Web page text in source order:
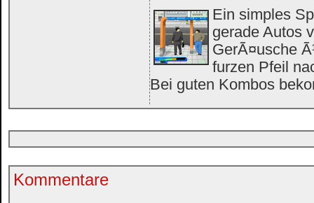
Ein simples
gerade Autos
GerÃ¤usche
furzen Pfeil
Bei guten Kombos
Kommentare